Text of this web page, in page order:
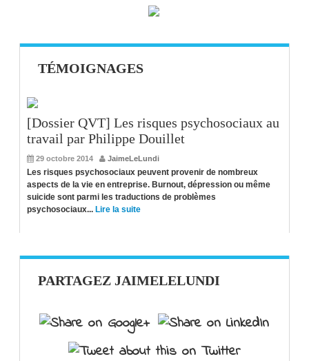
TÉMOIGNAGES
[Dossier QVT] Les risques psychosociaux au
travail par Philippe Douillet
29 octobre 2014 JaimeLeLundi
Les risques psychosociaux peuvent provenir de nombreux
aspects de la vie en entreprise. Burnout, dépression ou même
suicide sont parmi les traductions de problèmes
psychosociaux... Lire la suite
PARTAGEZ JAIMELELUNDI